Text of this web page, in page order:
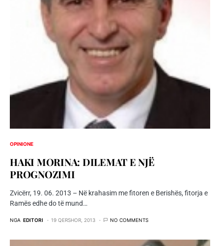
OPINIONE
HAKI MORINA: DILEMAT E NJË
PROGNOZIMI
Zvicërr, 19. 06. 2013 – Në krahasim me fitoren e Berishës, fitorja e
Ramës edhe do të mund…
NGA EDITORI 19 QERSHOR, 2013 NO COMMENTS